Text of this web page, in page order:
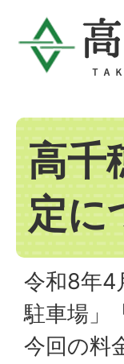
高千
定に
令和8年4
駐車場」
今回の料